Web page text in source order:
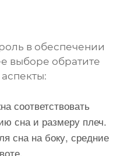
в обеспечении
выборе обратите
соответствовать
сна и размеру плеч.
сна на боку, средние